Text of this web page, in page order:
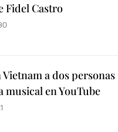
Fidel Castro
Vietnam a dos personas
en YouTube